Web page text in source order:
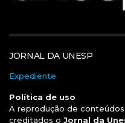
JORNAL DA UNESP
Expediente
Política de uso
A reprodução de
creditados o Jornal da